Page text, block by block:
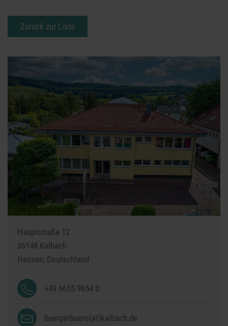
Zurück zur Liste
Hauptstraße 12
36148 Kalbach
Hessen, Deutschland
+49 6655 9654 0
buergerbuero(at)kalbach.de